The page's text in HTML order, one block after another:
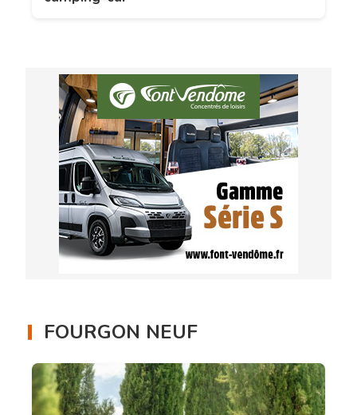
FOURGON NEUF